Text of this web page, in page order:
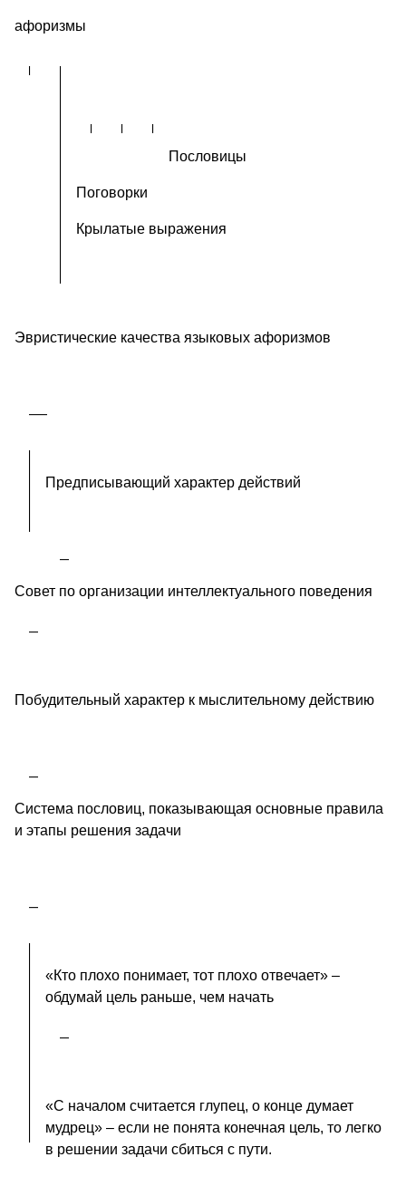
афоризмы
Пословицы
Поговорки
Крылатые выражения
Эвристические качества языковых афоризмов
Предписывающий характер действий
Совет по организации интеллектуального поведения
Побудительный характер к мыслительному действию
Система пословиц, показывающая основные правила
и этапы решения задачи
«Кто плохо понимает, тот плохо отвечает» –
обдумай цель раньше, чем начать
«С началом считается глупец, о конце думает
мудрец» – если не понята конечная цель, то легко
в решении задачи сбиться с пути.